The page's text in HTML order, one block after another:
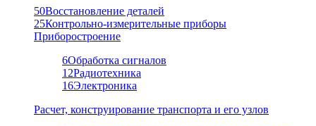
50Восстановление деталей
25Контрольно-измерительные приборы
Приборостроение
6Обработка сигналов
12Радиотехника
16Электроника
Расчет, конструирование транспорта и его узлов